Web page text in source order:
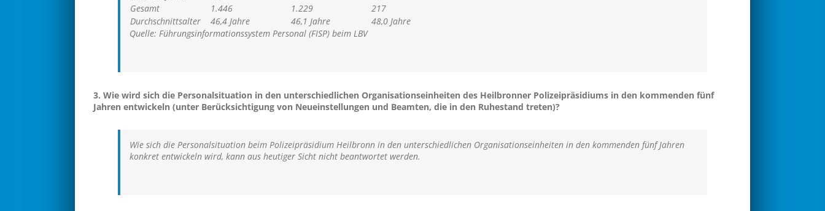
Gesamt
1.446 1.229
217
Durchschnittsalter
46,4 Jahre 46,1 Jahre
48,0 Jahre
Quelle: Führungsinformationssystem Personal (FISP) beim LBV
3. Wie wird sich die Personalsituation in den unterschiedlichen Organisationseinheiten des Heilbronner Polizeipräsidiums in den kommenden fünf
Jahren entwickeln (unter Berücksichtigung von Neueinstellungen und Beamten, die in den Ruhestand treten)?
Wie sich die Personalsituation beim Polizeipräsidium Heilbronn in den unterschiedlichen Organisationseinheiten in den kommenden fünf Jahren
konkret entwickeln wird, kann aus heutiger Sicht nicht beantwortet werden.